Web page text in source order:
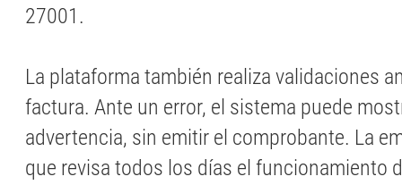
27001.
La plataforma también realiza validaciones
factura. Ante un error, el sistema puede
advertencia, sin emitir el comprobante. La
que revisa todos los días el funcionamiento